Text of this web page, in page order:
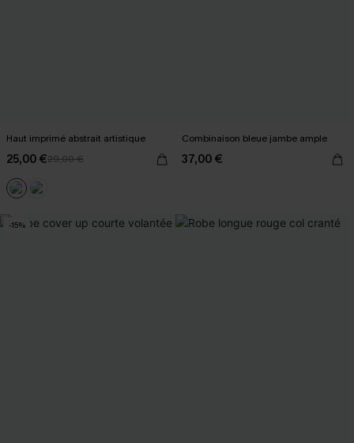
Haut imprimé abstrait artistique
25,00 €29,00 €
Combinaison bleue jambe ample
37,00 €
-15%